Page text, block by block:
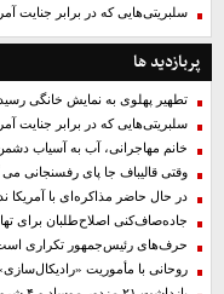
سلبریتی‌هایی که در برابر جنایت
پربازدید ها
تطهیر پهلوی به نمایش خانگی
سلبریتی‌هایی که در برابر جنایت
خانم مهاجرانی، آب به آسیاب
وقتی قالیباف جا پای رفسنجانی می
در حال حاضر مذاکره‌ای با آمریکا
جاده‌صاف‌کنی اصلاح‌طلبان برای
حرف‌های رئیس‌جمهور تکراری
روحانی با مأموریت